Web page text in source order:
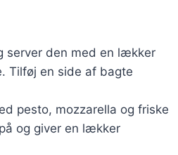
server den med en lækker
Tilføj en side af bagte
pesto, mozzarella og friske
og giver en lækker